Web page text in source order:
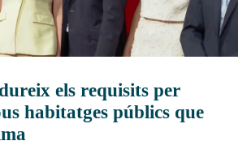
els requisits per
habitatges públics que